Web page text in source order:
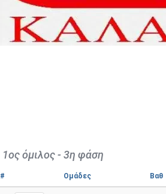
1ος όμιλος - 3η φάση
# Ομάδες Βαθ